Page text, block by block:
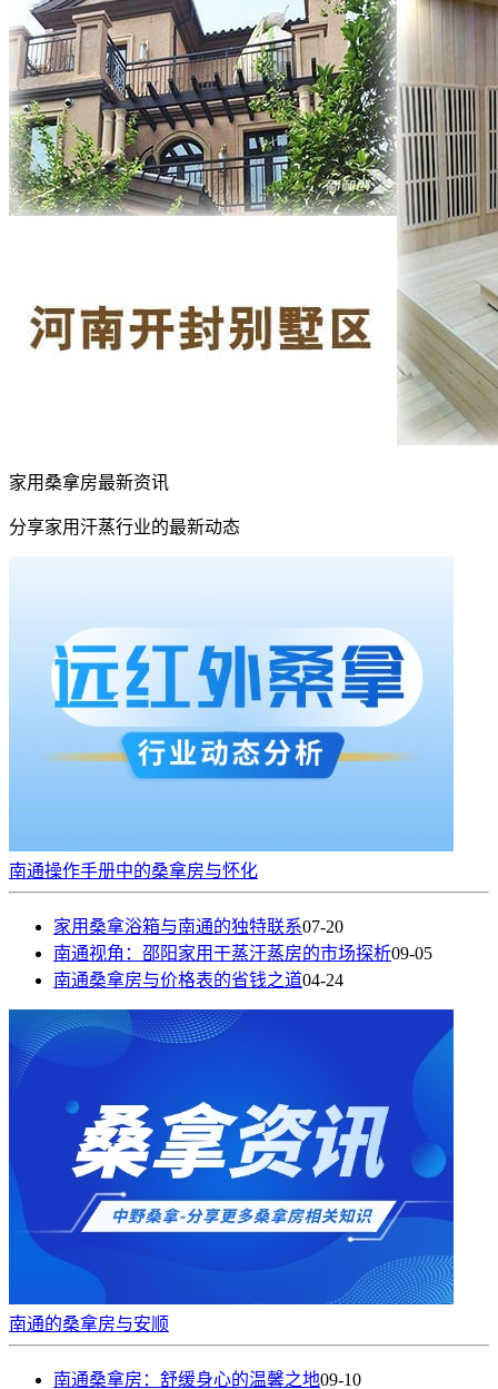
家用桑拿房最新资讯
分享家用汗蒸行业的最新动态
南通操作手册中的桑拿房与怀化
家用桑拿浴箱与南通的独特联系07-20
南通视角：邵阳家用干蒸汗蒸房的市场探析09-05
南通桑拿房与价格表的省钱之道04-24
南通的桑拿房与安顺
南通桑拿房：舒缓身心的温馨之地09-10